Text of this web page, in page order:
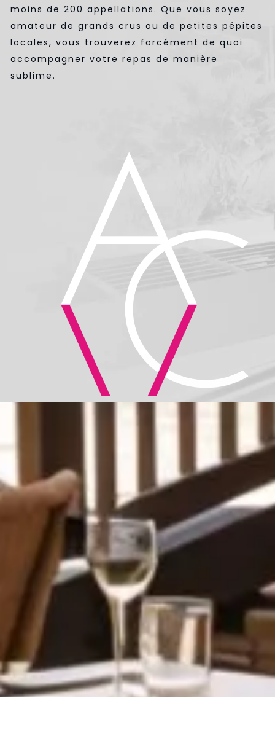
moins de 200 appellations. Que vous soyez
amateur de grands crus ou de petites pépites
locales, vous trouverez forcément de quoi
accompagner votre repas de manière
sublime.